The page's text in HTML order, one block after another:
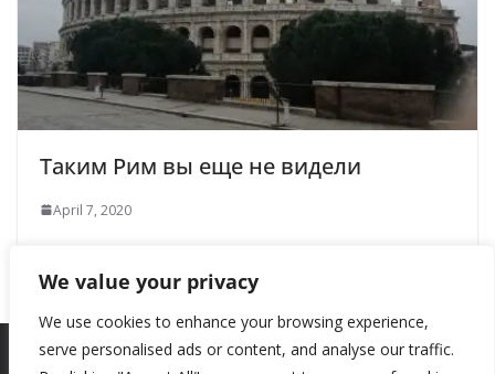
We value your privacy
We use cookies to enhance your browsing experience,
serve personalised ads or content, and analyse our traffic.
Таким Рим вы еще не видели
April 7, 2020